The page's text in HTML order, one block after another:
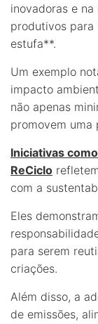
inovadoras e
produtivos para
estufa**.
Um exemplo
impacto
não apenas
promovem uma
Iniciativas
ReCiclo
com a
Eles
para serem
criações.
Além disso, a
de emissões,